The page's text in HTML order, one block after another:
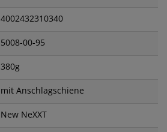
4002432310340
5008-00-95
380g
mit Anschlagschiene
New NeXXT